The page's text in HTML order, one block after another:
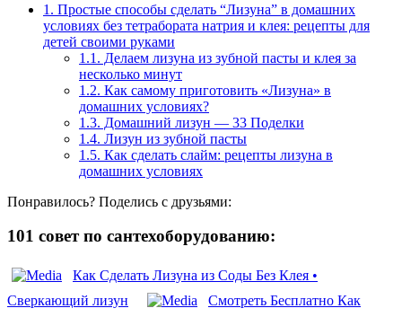
1. Простые способы сделать “Лизуна” в домашних
условиях без тетрабората натрия и клея: рецепты для
детей своими руками
1.1. Делаем лизуна из зубной пасты и клея за
несколько минут
1.2. Как самому приготовить «Лизуна» в
домашних условиях?
1.3. Домашний лизун — 33 Поделки
1.4. Лизун из зубной пасты
1.5. Как сделать слайм: рецепты лизуна в
домашних условиях
Понравилось? Поделись с друзьями:
101 совет по сантехоборудованию:
Как Сделать Лизуна из Соды Без Клея •
Сверкающий лизун
Смотреть Бесплатно Как